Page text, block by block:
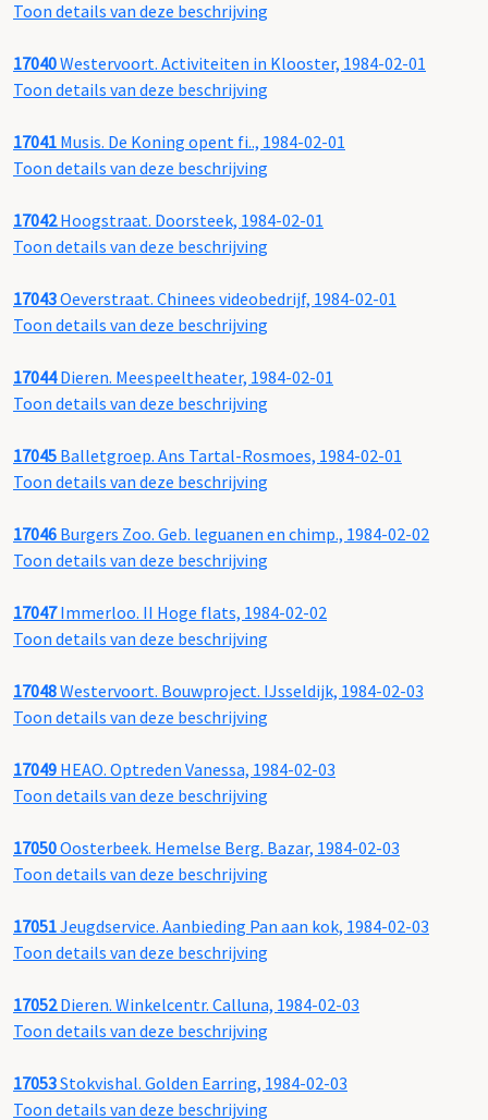
Toon details van deze beschrijving
17040Westervoort. Activiteiten in Klooster, 1984-02-01
Toon details van deze beschrijving
17041 Musis. De Koning opent fi.., 1984-02-01
Toon details van deze beschrijving
17042Hoogstraat. Doorsteek, 1984-02-01
Toon details van deze beschrijving
17043Oeverstraat. Chinees videobedrijf, 1984-02-01
Toon details van deze beschrijving
17044Dieren. Meespeeltheater, 1984-02-01
Toon details van deze beschrijving
17045 Balletgroep. Ans Tartal-Rosmoes, 1984-02-01
Toon details van deze beschrijving
17046 Burgers Zoo. Geb. leguanen en chimp., 1984-02-02
Toon details van deze beschrijving
17047Immerloo. II Hoge flats, 1984-02-02
Toon details van deze beschrijving
17048Westervoort. Bouwproject. IJsseldijk, 1984-02-03
Toon details van deze beschrijving
17049 HEAO. Optreden Vanessa, 1984-02-03
Toon details van deze beschrijving
17050Oosterbeek. Hemelse Berg. Bazar, 1984-02-03
Toon details van deze beschrijving
17051Jeugdservice. Aanbieding Pan aan kok, 1984-02-03
Toon details van deze beschrijving
17052Dieren. Winkelcentr. Calluna, 1984-02-03
Toon details van deze beschrijving
17053Stokvishal. Golden Earring, 1984-02-03
Toon details van deze beschrijving